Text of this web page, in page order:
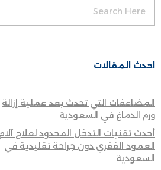
احدث المقالات
المضاعفات التي تحدث بعد عملية إزالة
ورم الدماغ في السعودية
أحدث تقنيات التدخل المحدود لعلاج آلام
العمود الفقري دون جراحة تقليدية في
السعودية